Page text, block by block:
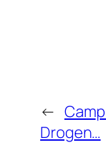
←
Drogen…